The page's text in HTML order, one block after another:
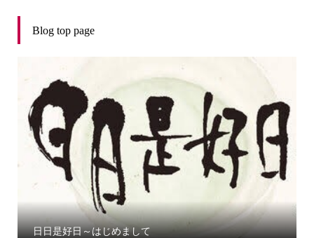
Blog top page
日日是好日～はじめまして